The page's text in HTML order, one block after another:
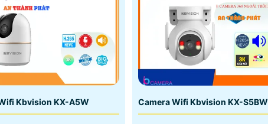
Kbvision KX-A5W Camera Wifi Kbvision KX-S5BW